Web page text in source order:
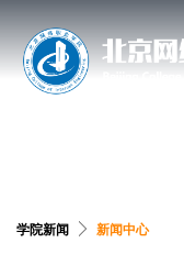
学院新闻 新闻中心